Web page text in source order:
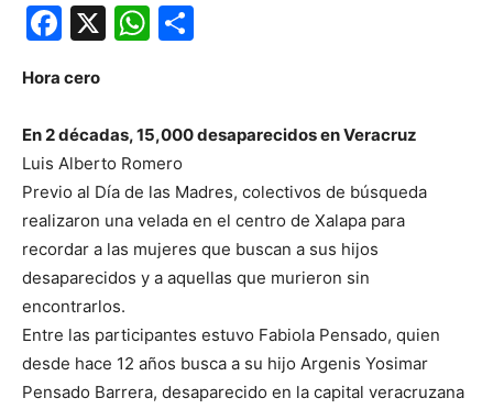
Facebook
X WhatsApp
Hora cero
En 2 décadas, 15,000 desaparecidos en Veracruz
Luis Alberto Romero
Previo al Día de las Madres, colectivos de búsqueda
realizaron una velada en el centro de Xalapa para
recordar a las mujeres que buscan a sus hijos
desaparecidos y a aquellas que murieron sin
encontrarlos.
Entre las participantes estuvo Fabiola Pensado, quien
desde hace 12 años busca a su hijo Argenis Yosimar
Pensado Barrera, desaparecido en la capital veracruzana